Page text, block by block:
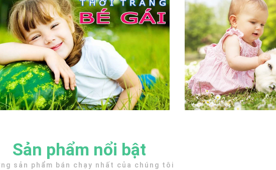
Sản phẩm nổi bật
sản phẩm bán chạy nhất của chúng tôi